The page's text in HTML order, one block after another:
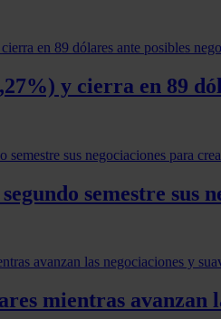
y cierra en 89
semestre
mientras avanzan